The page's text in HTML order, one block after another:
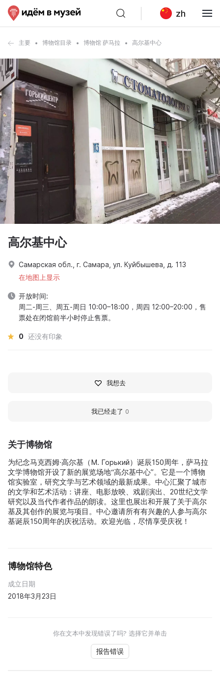
zh
主要 博物馆目录 博物馆 萨马拉 高尔基中心
关于博物馆
为纪念马克西姆·高尔基（М. Горький）诞辰150周年，萨马拉
文学博物馆开设了新的展览场地“高尔基中心”。它是一个博物
馆实验室，研究文学与艺术领域的最新成果。中心汇聚了城市
的文学和艺术活动：讲座、电影放映、戏剧演出、20世纪文学
研究以及当代作者作品的朗读。这里也展出和开展了关于高尔
基及其创作的展览与项目。中心邀请所有有兴趣的人参与高尔
基诞辰150周年的庆祝活动。欢迎光临，尽情享受庆祝！
博物馆特色
成立日期
2018年3月23日
你在文本中发现错误了吗? 选择它并单击
报告错误
高尔基中心
Самарская обл., г. Самара, ул. Куйбышева, д. 113
在地图上显示
开放时间:
周二-周三、周五-周日 10:00–18:00，周四 12:00–20:00，售
票处在闭馆前半小时停止售票。
0 还没有印象
我想去
我已经走了 0